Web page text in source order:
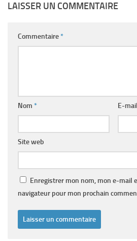
LAISSER UN COMMENTAIRE
Commentaire*
Nom * E-mail
Site web
Enregistrer mon nom, mon e-mail
navigateur pour mon prochain